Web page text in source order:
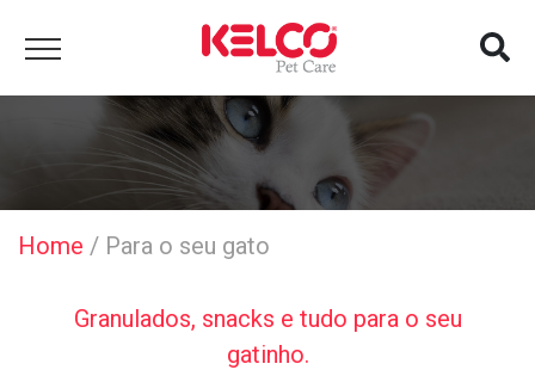
Home / Para o seu gato
Granulados, snacks e tudo para o seu
gatinho.